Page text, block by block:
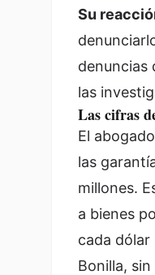
Su
denuncias
las
Las cifras
El
las
millones.
a bienes
cada
Bonilla,